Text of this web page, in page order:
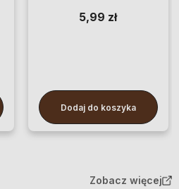
5,99 zł
Dodaj do koszyka
Zobacz więcej